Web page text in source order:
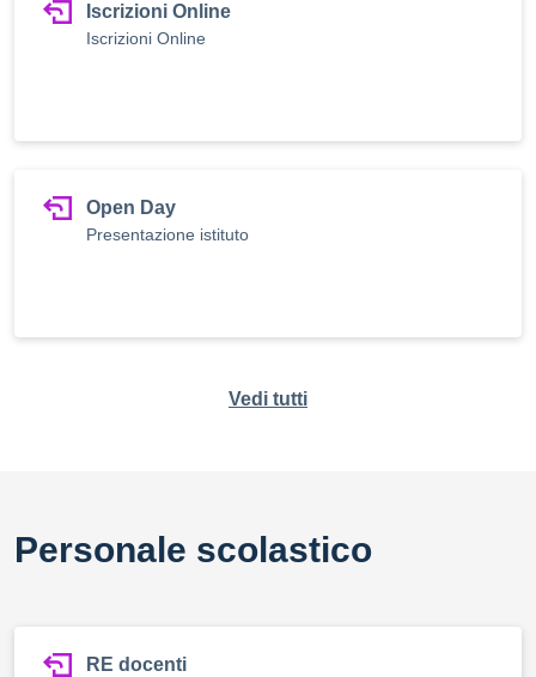
Iscrizioni Online
Iscrizioni Online
Open Day
Presentazione istituto
Vedi tutti
Personale scolastico
RE docenti